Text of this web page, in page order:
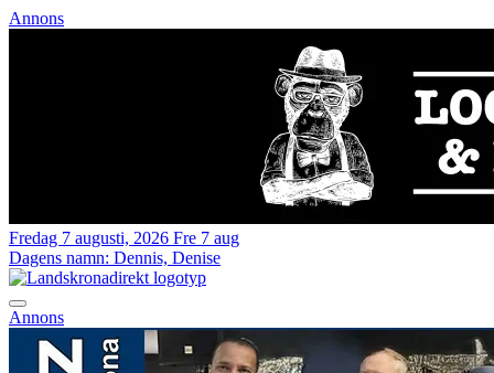
Annons
Fredag 7 augusti, 2026 Fre 7 aug
Dagens namn: Dennis, Denise
Annons